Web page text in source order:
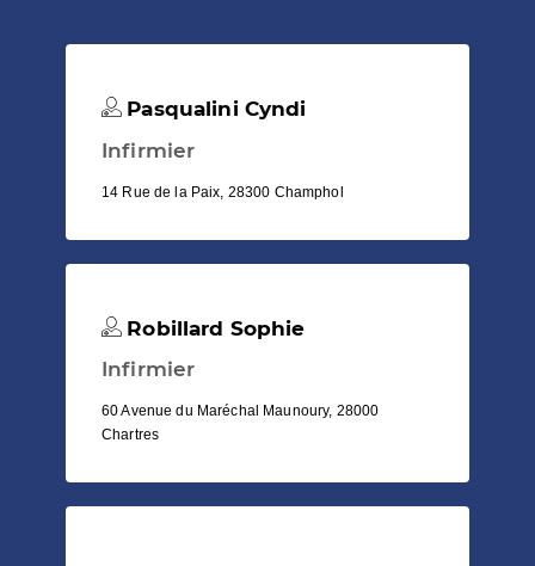
Pasqualini Cyndi
Infirmier
14 Rue de la Paix, 28300 Champhol
Robillard Sophie
Infirmier
60 Avenue du Maréchal Maunoury, 28000
Chartres